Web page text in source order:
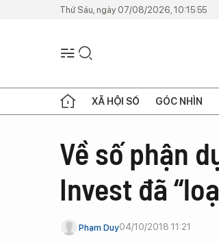
Thứ Sáu, ngày 07/08/2026, 10:15:55
XÃ HỘI SỐ GÓC NHÌN
Về số phận
Invest đã
Phạm Duy04/10/2018 11:21